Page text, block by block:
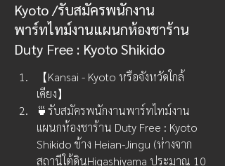
Kyoto /รับสมัครพนักงาน
พาร์ทไทม์งานแผนกห้องชาร้าน
Duty Free : Kyoto Shikido
【Kansai - Kyoto หรือจังหวัดใกล้
เคียง】
🍵รับสมัครพนักงานพาร์ทไทม์งาน
แผนกห้องชาร้าน Duty Free : Kyoto
Shikido ข้าง Heian-Jingu (ห่างจาก
สถานีใต้ดินHigashiyama ประมาณ 10